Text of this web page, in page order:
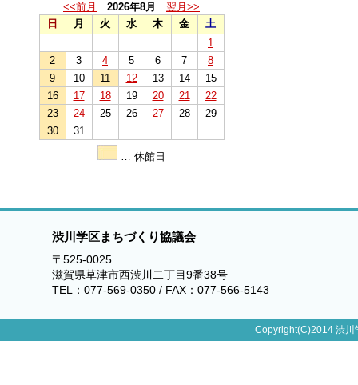
<<前月 2026年8月
翌月>>
日
月 火 水 木 金
土
1
2
3 4 5 6 7
8
9
10 11 12 13 14
15
16
17 18 19 20 21
22
23
24 25 26 27 28
29
30
31
… 休館日
渋川学区まちづくり協議会
〒525-0025
滋賀県草津市西渋川二丁目9番38号
TEL：077-569-0350 / FAX：077-566-5143
Copyright(C)2014 渋川